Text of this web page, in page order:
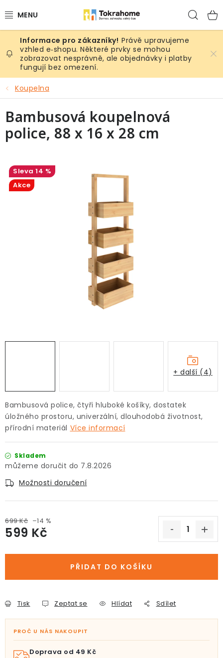
na
Výrobky
Místnosti
Venkovní prostory
Sezóna & Volný čas
Slevy
Blog o bydlení a zahradě
Právě upravujeme
vzhled e‑shopu. Některé prvky se mohou
zobrazovat nesprávně, ale objednávky i platby
fungují bez omezení.
Koupelna
Bambusová police, čtyři hluboké košíky, dostatek
úložného prostoru, univerzální, dlouhodobá životnost,
přírodní materiál Více informací
Skladem
7.8.2026
Možnosti doručení
699 Kč –14 %
599 Kč
PŘIDAT DO KOŠÍKU
Tisk Zeptat se Hlídat Sdílet
PROČ U NÁS NAKOUPIT
Doprava od 49 Kč
Bambusová koupelnová
police, 88 x 16 x 28 cm
14 %
Akce
+ další (4)